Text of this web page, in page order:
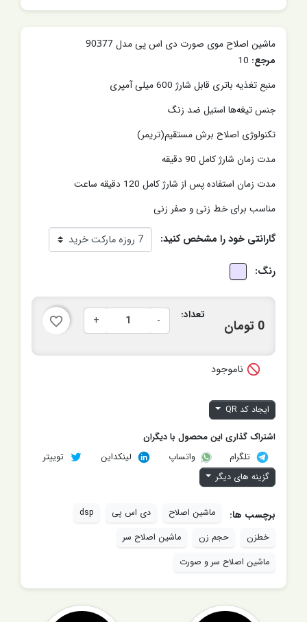
ماشین اصلاح موی صورت دی اس پی مدل 90377
مرجع:
منبع تغذیه باتری قابل شارژ 600 میلی آمپری
جنس تیغه‌ها استیل ضد زنگ
تکنولوژی اصلاح برش مستقیم(تریمر)
مدت زمان شارژ کامل 90 دقیقه
مدت زمان استفاده پس از شارژ کامل 120 دقیقه ساعت
مناسب برای خط زنی و صفر زنی
گارانتی خود را مشخص کنید:
رنگ:
0 تومان
تعداد: -
+
favorite_border
 ناموجود
ایجاد کد QR
اشتراک گذاری این محصول با دیگران
تلگرام
واتساپ لینکداین
توییتر
گزینه های دیگر
برچسب ها: ماشین اصلاح دی اس پی
dsp
خطزن
حجم زن
ماشین اصلاح سر
ماشین اصلاح سر و صورت